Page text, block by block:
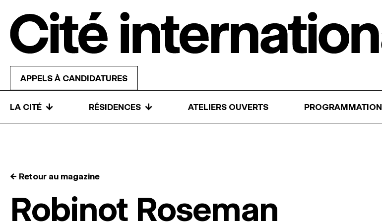
APPELS À CANDIDATURES
LA CITÉ ↓ RÉSIDENCES ↓ ATELIERS OUVERTS PROGRAMMATION
← Retour au magazine
Robinot Roseman